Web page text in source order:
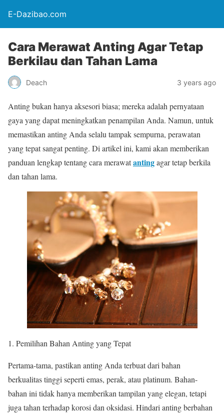
E-Dazibao.com
Cara Merawat Anting Agar Tetap
Berkilau dan Tahan Lama
Deach 3 years ago
Anting bukan hanya aksesori biasa; mereka adalah pernyataan
gaya yang dapat meningkatkan penampilan Anda. Namun, untuk
memastikan anting Anda selalu tampak sempurna, perawatan
yang tepat sangat penting. Di artikel ini, kami akan memberikan
panduan lengkap tentang cara merawatantingagar tetap berkila
dan tahan lama.
Pemilihan Bahan Anting yang Tepat
Pertama-tama, pastikan anting Anda terbuat dari bahan
berkualitas tinggi seperti emas, perak, atau platinum. Bahan-
bahan ini tidak hanya memberikan tampilan yang elegan, tetapi
juga tahan terhadap korosi dan oksidasi. Hindari anting berbahan